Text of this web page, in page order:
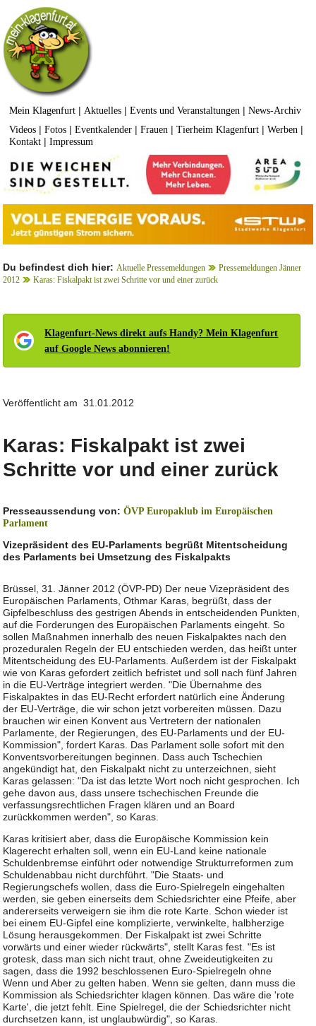
Mein Klagenfurt | Aktuelles |Events und Veranstaltungen |News-Archiv
Videos |Fotos |Eventkalender |Frauen |Tierheim Klagenfurt |Werben |
Kontakt |Impressum
Du befindest dich hier: Aktuelle Pressemeldungen
Pressemeldungen Jänner
2012
Karas: Fiskalpakt ist zwei Schritte vor und einer zurück
Klagenfurt-News direkt aufs Handy? Mein Klagenfurt
auf Google News abonnieren!
Veröffentlicht am 31.01.2012
Karas: Fiskalpakt ist zwei
Schritte vor und einer zurück
Presseaussendung von:ÖVP Europaklub im Europäischen
Parlament
Vizepräsident des EU-Parlaments begrüßt Mitentscheidung
des Parlaments bei Umsetzung des Fiskalpakts
Brüssel, 31. Jänner 2012 (ÖVP-PD) Der neue Vizepräsident des
Europäischen Parlaments, Othmar Karas, begrüßt, dass der
Gipfelbeschluss des gestrigen Abends in entscheidenden Punkten,
auf die Forderungen des Europäischen Parlaments eingeht. So
sollen Maßnahmen innerhalb des neuen Fiskalpaktes nach den
prozeduralen Regeln der EU entschieden werden, das heißt unter
Mitentscheidung des EU-Parlaments. Außerdem ist der Fiskalpakt
wie von Karas gefordert zeitlich befristet und soll nach fünf Jahren
in die EU-Verträge integriert werden. "Die Übernahme des
Fiskalpaktes in das EU-Recht erfordert natürlich eine Änderung
der EU-Verträge, die wir schon jetzt vorbereiten müssen. Dazu
brauchen wir einen Konvent aus Vertretern der nationalen
Parlamente, der Regierungen, des EU-Parlaments und der EU-
Kommission", fordert Karas. Das Parlament solle sofort mit den
Konventsvorbereitungen beginnen. Dass auch Tschechien
angekündigt hat, den Fiskalpakt nicht zu unterzeichnen, sieht
Karas gelassen: "Da ist das letzte Wort noch nicht gesprochen. Ich
gehe davon aus, dass unsere tschechischen Freunde die
verfassungsrechtlichen Fragen klären und an Board
zurückkommen werden", so Karas.
Karas kritisiert aber, dass die Europäische Kommission kein
Klagerecht erhalten soll, wenn ein EU-Land keine nationale
Schuldenbremse einführt oder notwendige Strukturreformen zum
Schuldenabbau nicht durchführt. "Die Staats- und
Regierungschefs wollen, dass die Euro-Spielregeln eingehalten
werden, sie geben einerseits dem Schiedsrichter eine Pfeife, aber
andererseits verweigern sie ihm die rote Karte. Schon wieder ist
bei einem EU-Gipfel eine komplizierte, verwinkelte, halbherzige
Lösung herausgekommen. Der Fiskalpakt ist zwei Schritte
vorwärts und einer wieder rückwärts", stellt Karas fest. "Es ist
grotesk, dass man sich nicht traut, ohne Zweideutigkeiten zu
sagen, dass die 1992 beschlossenen Euro-Spielregeln ohne
Wenn und Aber zu gelten haben. Wenn sie gelten, dann muss die
Kommission als Schiedsrichter klagen können. Das wäre die 'rote
Karte', die jetzt fehlt. Eine Spielregel, die der Schiedsrichter nicht
durchsetzen kann, ist unglaubwürdig", so Karas.